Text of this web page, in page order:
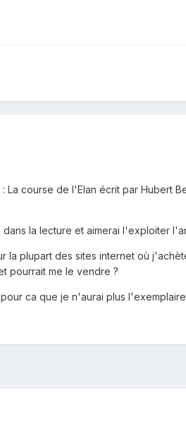
course de l'Elan écrit par Hubert
la lecture et aimerai l'exploiter
la plupart des sites internet où
pourrait me le vendre ?
ca que je n'aurai plus